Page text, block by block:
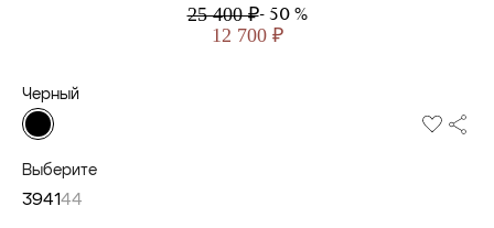
25 400 ₽- 50 %
12 700 ₽
Черный
Выберите
394144